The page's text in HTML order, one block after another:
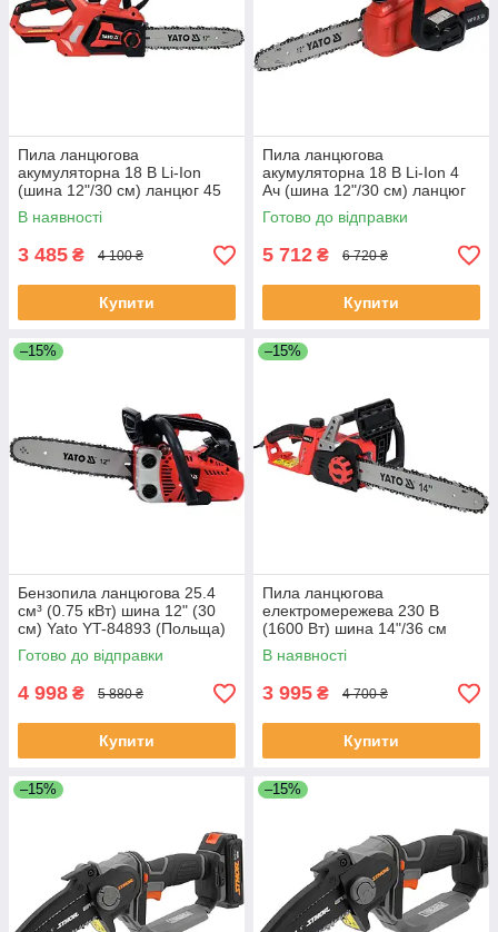
Пила ланцюгова
акумуляторна 18 В Li-Ion
(шина 12"/30 см) ланцюг 45
зубів (без акумулятора) Yato
YT-828138
В наявності
3 485 ₴ 4 100 ₴
Купити
Пила ланцюгова
акумуляторна 18 В Li-Ion 4
Ач (шина 12"/30 см) ланцюг
45 зубів Yato YT-828137
(Польща)
Готово до відправки
5 712 ₴ 6 720 ₴
Купити
–15%
Бензопила ланцюгова 25.4
см³ (0.75 кВт) шина 12" (30
см) Yato YT-84893 (Польща)
Готово до відправки
4 998 ₴ 5 880 ₴
Купити
–15%
Пила ланцюгова
електромережева 230 В
(1600 Вт) шина 14"/36 см
Yato YT-84868
В наявності
3 995 ₴ 4 700 ₴
Купити
–15% –15%